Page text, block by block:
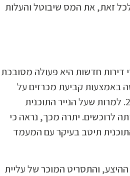
זאת, את המס שיבוטל והעלות
חדשות היא פעולה מסובכת
באמצעות קביעת מכרזים על
קרקעות מדינה המשווקת לבנייה שרובן (כ – 80%) ימכרו לקבלנים בהנחה של 20%. למרות שעל הנייר התוכנית
לרוכשים. יתרה מכך, נראה כי
תיטב בעיקר עם המעמד
והתסריט המוכר של עליית